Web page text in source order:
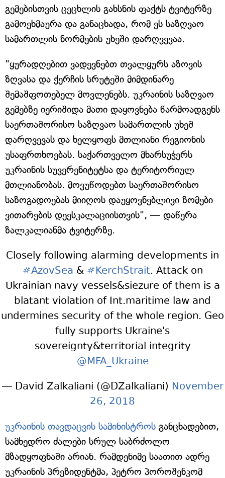
გემებისთვის ცეცხლის გახსნის ფაქტს ტვიტერზე
გამოეხმაურა და განაცხადა, რომ ეს საზღვაო
სამართლის ნორმების უხეში დარღვევაა.
"ყურადღებით ვადევნებთ თვალყურს აზოვის
ზღვასა და ქერჩის სრუტეში მიმდინარე
შემაშფოთებელ მოვლენებს. უკრაინის საზღვაო
გემებზე იერიშიდა მათი დაყოვნება წარმოადგენს
საერთაშორისო საზღვაო სამართლის უხეშ
დარღვევას და ხელყოფს მთლიანი რეგიონის
უსაფრთხოებას. საქართველო მხარსუჭერს
უკრაინის სუვერენიტეტსა და ტერიტორიულ
მთლიანობას. მოვუწოდებთ საერთაშორისო
საზოგადოებას მიიღოს დაუყოვნებლივი ზომები
ვითარების დეესკალაციისთვის", — დაწერა
ზალკალიანმა ტვიტერზე.
Closely following alarming developments in
#AzovSea & #KerchStrait. Attack on
Ukrainian navy vessels&siezure of them is a
blatant violation of Int.maritime law and
undermines security of the whole region. Geo
fully supports Ukraine's
sovereignty&territorial integrity
@MFA_Ukraine
— David Zalkaliani (@DZalkaliani) November
26, 2018
უკრაინის თავდაცვის სამინისტროს განცხადებით,
სამხედრო ძალები სრულ საბრძოლო
მზადყოფნაში არიან. რამდენიმე საათით ადრე
უკრაინის პრეზიდენტმა, პეტრო პოროშენკომ